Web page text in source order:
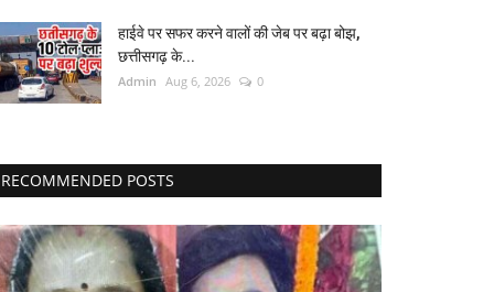
हाईवे पर सफर करने वालों की जेब पर बढ़ा बोझ,
छत्तीसगढ़ के...
Admin Aug 6, 2026 0
RECOMMENDED POSTS